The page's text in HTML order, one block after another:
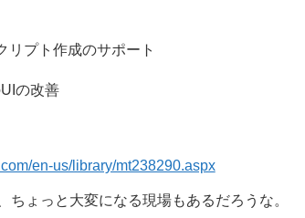
プト作成のサポート
の改善
en-us/library/mt238290.aspx
ょっと大変になる現場もあるだろうな。